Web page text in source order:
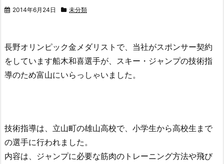
2014年6月24日 未分類
長野オリンピック金メダリストで、当社がスポンサー契約
をしています船木和喜選手が、スキー・ジャンプの技術指
導のため富山にいらっしゃいました。
技術指導は、立山町の雄山高校で、小学生から高校生まで
の選手に行われました。
内容は、ジャンプに必要な筋肉のトレーニング方法や飛び